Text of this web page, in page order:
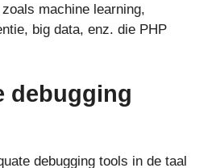
machine learning,
big data, enz. die PHP
debugging
debugging tools in de taal